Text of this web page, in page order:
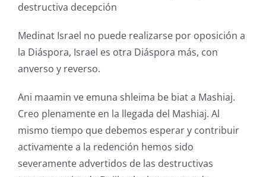
destructiva decepción
Medinat Israel no puede realizarse por oposición a
la Diáspora, Israel es otra Diáspora más, con
anverso y reverso.
Ani maamin ve emuna shleima be biat a Mashiaj.
Creo plenamente en la llegada del Mashiaj. Al
mismo tiempo que debemos esperar y contribuir
activamente a la redención hemos sido
severamente advertidos de las destructivas